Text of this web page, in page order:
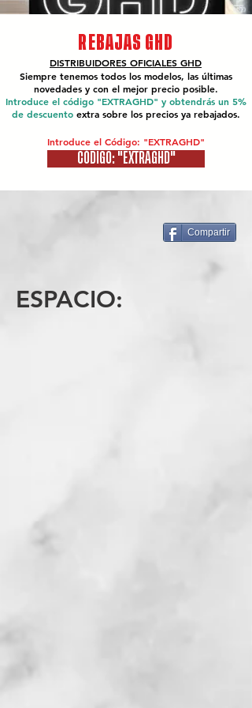
REBAJAS GHD
DISTRIBUIDORES OFICIALES GHD
Siempre tenemos todos los modelos, las últimas
novedades y con el mejor precio posible.
Introduce el código "EXTRAGHD" y obtendrás un 5%
de descuento extra sobre los precios ya rebajados.
Introduce el Código: "EXTRAGHD"
CÓDIGO: "EXTRAGHD"
Compartir
ESPACIO: